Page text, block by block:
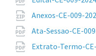
Anexos-CE-009-
Ata-Sessao-CE-
Extrato-Termo-